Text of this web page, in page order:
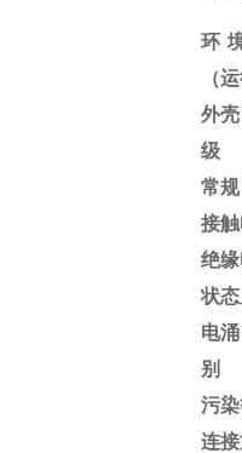
环
（
外
级
常规
接
绝
状
电
别
污
连